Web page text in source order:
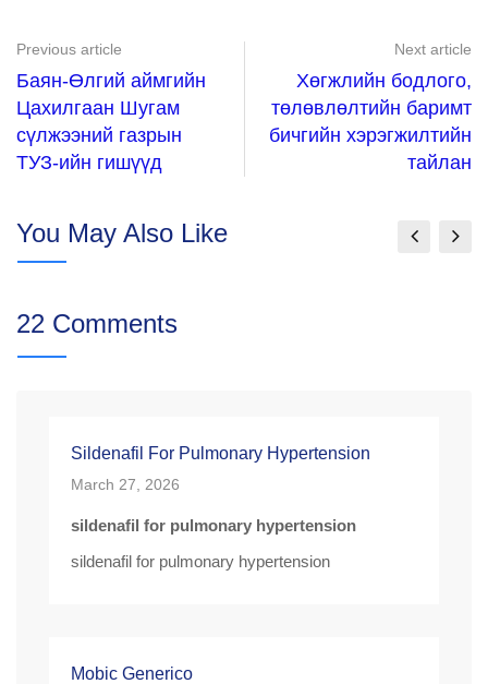
Previous article
Баян-Өлгий аймгийн
Цахилгаан Шугам
сүлжээний газрын
ТУЗ-ийн гишүүд
Next article
Хөгжлийн бодлого,
төлөвлөлтийн баримт
бичгийн хэрэгжилтийн
тайлан
You May Also Like
22 Comments
Sildenafil For Pulmonary Hypertension
March 27, 2026
sildenafil for pulmonary hypertension
sildenafil for pulmonary hypertension
Mobic Generico